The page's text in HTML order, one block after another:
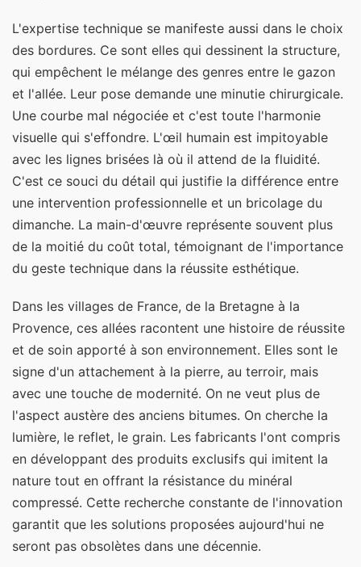
L'expertise technique se manifeste aussi dans le choix
des bordures. Ce sont elles qui dessinent la structure,
qui empêchent le mélange des genres entre le gazon
et l'allée. Leur pose demande une minutie chirurgicale.
Une courbe mal négociée et c'est toute l'harmonie
visuelle qui s'effondre. L'œil humain est impitoyable
avec les lignes brisées là où il attend de la fluidité.
C'est ce souci du détail qui justifie la différence entre
une intervention professionnelle et un bricolage du
dimanche. La main-d'œuvre représente souvent plus
de la moitié du coût total, témoignant de l'importance
du geste technique dans la réussite esthétique.
Dans les villages de France, de la Bretagne à la
Provence, ces allées racontent une histoire de réussite
et de soin apporté à son environnement. Elles sont le
signe d'un attachement à la pierre, au terroir, mais
avec une touche de modernité. On ne veut plus de
l'aspect austère des anciens bitumes. On cherche la
lumière, le reflet, le grain. Les fabricants l'ont compris
en développant des produits exclusifs qui imitent la
nature tout en offrant la résistance du minéral
compressé. Cette recherche constante de l'innovation
garantit que les solutions proposées aujourd'hui ne
seront pas obsolètes dans une décennie.